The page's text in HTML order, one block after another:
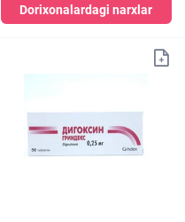
Dorixonalardagi narxlar